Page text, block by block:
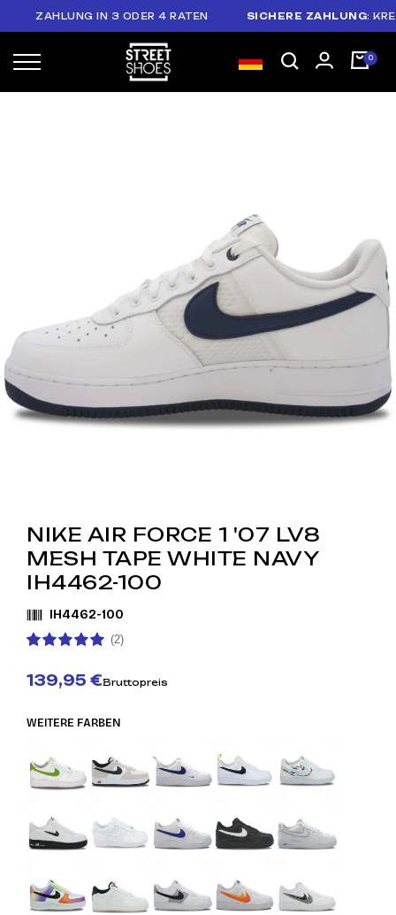
ZAHLUNG IN 3 ODER 4 RATEN SICHERE ZAHLUNG:
NIKE AIR FORCE 1 '07 LV8
MESH TAPE WHITE NAVY
IH4462-100
IH4462-100
(2)
139,95 €Bruttopreis
WEITERE FARBEN